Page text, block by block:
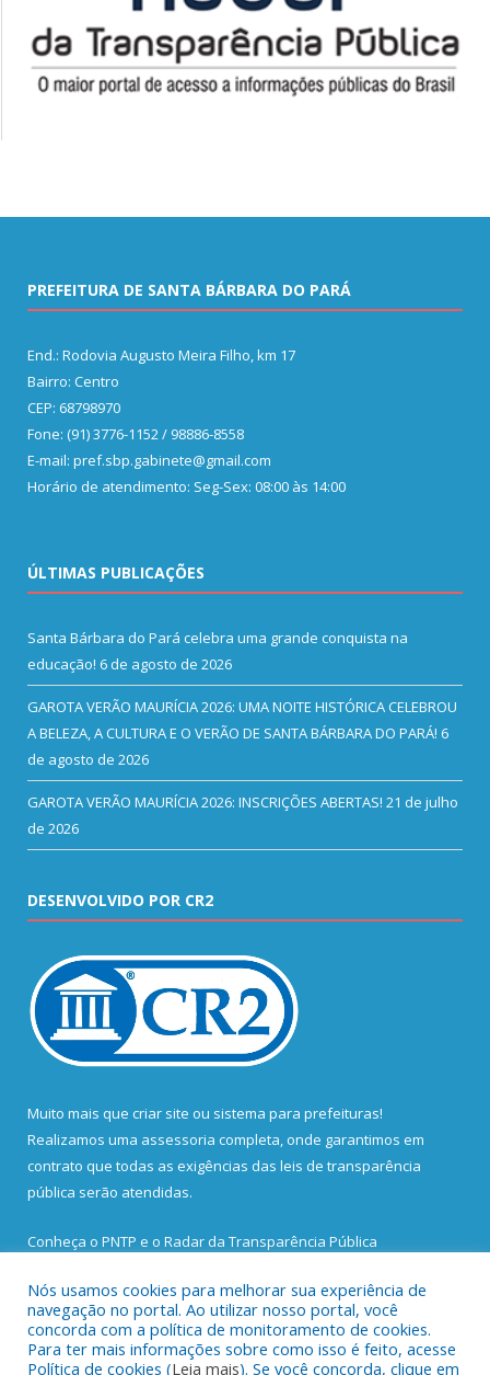
PREFEITURA DE SANTA BÁRBARA DO PARÁ
End.: Rodovia Augusto Meira Filho, km 17
Bairro: Centro
CEP: 68798970
Fone: (91) 3776-1152 / 98886-8558
E-mail: pref.sbp.gabinete@gmail.com
Horário de atendimento: Seg-Sex: 08:00 às 14:00
ÚLTIMAS PUBLICAÇÕES
Santa Bárbara do Pará celebra uma grande conquista na
educação! 6 de agosto de 2026
GAROTA VERÃO MAURÍCIA 2026: UMA NOITE HISTÓRICA CELEBROU
A BELEZA, A CULTURA E O VERÃO DE SANTA BÁRBARA DO PARÁ! 6
de agosto de 2026
GAROTA VERÃO MAURÍCIA 2026: INSCRIÇÕES ABERTAS! 21 de julho
de 2026
DESENVOLVIDO POR CR2
Muito mais que criar site ou sistema para prefeituras!
Realizamos uma assessoria completa, onde garantimos em
contrato que todas as exigências das leis de transparência
pública serão atendidas.
Conheça o PNTP e o Radar da Transparência Pública
Todos os direitos reservados a Prefeitura Municipal de Santa
Nós usamos cookies para melhorar sua experiência de
navegação no portal. Ao utilizar nosso portal, você
concorda com a política de monitoramento de cookies.
Para ter mais informações sobre como isso é feito, acesse
Política de cookies (Leia mais). Se você concorda, clique em